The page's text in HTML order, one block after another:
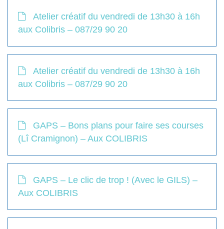
Atelier créatif du vendredi de 13h30 à 16h
aux Colibris – 087/29 90 20
Atelier créatif du vendredi de 13h30 à 16h
aux Colibris – 087/29 90 20
GAPS – Bons plans pour faire ses courses
(Lî Cramignon) – Aux COLIBRIS
GAPS – Le clic de trop ! (Avec le GILS) –
Aux COLIBRIS